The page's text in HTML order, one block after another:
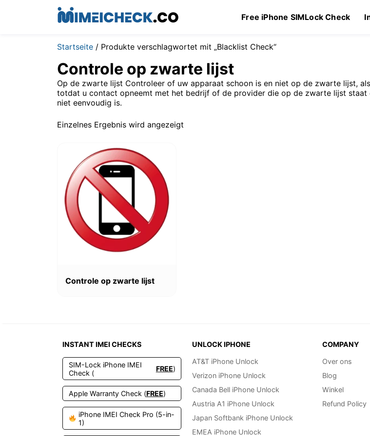
Free iPhone SIMLock Check
Startseite / Produkte verschlagwortet mit „Blacklist Check“
Controle op zwarte lijst
Op de zwarte lijst Controleer of uw apparaat schoon is en niet op de zwarte lijst,
totdat u contact opneemt met het bedrijf of de provider die op de zwarte lijst
niet eenvoudig is.
Einzelnes Ergebnis wird angezeigt
Controle op zwarte lijst
INSTANT IMEI CHECKS
SIM-Lock iPhone IMEI
Check (
FREE)
Apple Warranty Check (FREE)
iPhone IMEI Check Pro (5-in-
1)
UNLOCK IPHONE
AT&T iPhone Unlock
Verizon iPhone Unlock
Canada Bell iPhone Unlock
Austria A1 iPhone Unlock
Japan Softbank iPhone Unlock
EMEA iPhone Unlock
COMPANY
Over ons
Blog
Winkel
Refund Policy